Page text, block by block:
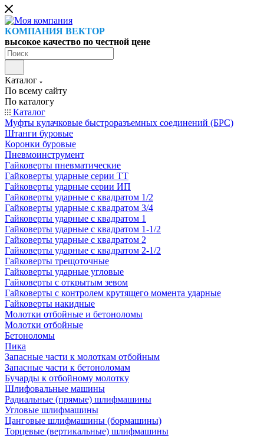
КОМПАНИЯ ВЕКТОР
высокое качество по честной цене
Каталог
По всему сайту
По каталогу
Каталог
Муфты кулачковые быстроразъемных соединений (БРС)
Штанги буровые
Коронки буровые
Пневмоинструмент
Гайковерты пневматические
Гайковерты ударные серии ТТ
Гайковерты ударные серии ИП
Гайковерты ударные с квадратом 1/2
Гайковерты ударные с квадратом 3/4
Гайковерты ударные с квадратом 1
Гайковерты ударные с квадратом 1-1/2
Гайковерты ударные с квадратом 2
Гайковерты ударные с квадратом 2-1/2
Гайковерты трещоточные
Гайковерты ударные угловые
Гайковерты с открытым зевом
Гайковерты с контролем крутящего момента ударные
Гайковерты накидные
Молотки отбойные и бетоноломы
Молотки отбойные
Бетоноломы
Пика
Запасные части к молоткам отбойным
Запасные части к бетоноломам
Бучарды к отбойному молотку
Шлифовальные машины
Радиальные (прямые) шлифмашины
Угловые шлифмашины
Цанговые шлифмашины (бормашины)
Торцевые (вертикальные) шлифмашины